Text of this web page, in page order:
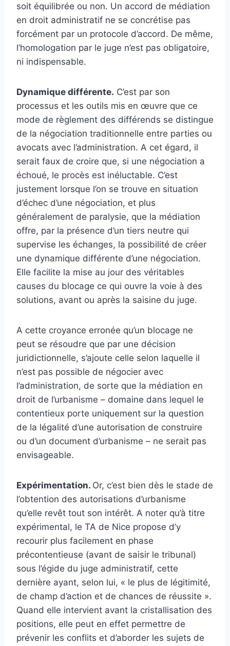
soit équilibrée ou non. Un accord de médiation
en droit administratif ne se concrétise pas
forcément par un protocole d’accord. De même,
l’homologation par le juge n’est pas obligatoire,
ni indispensable.
Dynamique différente. C’est par son
processus et les outils mis en œuvre que ce
mode de règlement des différends se distingue
de la négociation traditionnelle entre parties ou
avocats avec l’administration. A cet égard, il
serait faux de croire que, si une négociation a
échoué, le procès est inéluctable. C’est
justement lorsque l’on se trouve en situation
d’échec d’une négociation, et plus
généralement de paralysie, que la médiation
offre, par la présence d’un tiers neutre qui
supervise les échanges, la possibilité de créer
une dynamique différente d’une négociation.
Elle facilite la mise au jour des véritables
causes du blocage ce qui ouvre la voie à des
solutions, avant ou après la saisine du juge.
A cette croyance erronée qu’un blocage ne
peut se résoudre que par une décision
juridictionnelle, s’ajoute celle selon laquelle il
n’est pas possible de négocier avec
l’administration, de sorte que la médiation en
droit de l’urbanisme – domaine dans lequel le
contentieux porte uniquement sur la question
de la légalité d’une autorisation de construire
ou d’un document d’urbanisme – ne serait pas
envisageable.
Expérimentation. Or, c’est bien dès le stade de
l’obtention des autorisations d’urbanisme
qu’elle revêt tout son intérêt. A noter qu’à titre
expérimental, le TA de Nice propose d’y
recourir plus facilement en phase
précontentieuse (avant de saisir le tribunal)
sous l’égide du juge administratif, cette
dernière ayant, selon lui, « le plus de légitimité,
de champ d’action et de chances de réussite ».
Quand elle intervient avant la cristallisation des
positions, elle peut en effet permettre de
prévenir les conflits et d’aborder les sujets de